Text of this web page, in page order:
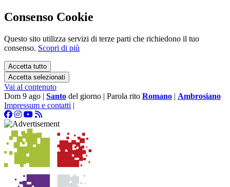
Consenso Cookie
Questo sito utilizza servizi di terze parti che richiedono il tuo
consenso. Scopri di più
Accetta tutto
Accetta selezionati
Vai al contenuto
Dom 9 ago | Santo del giorno | Parola rito Romano | Ambrosiano
Impressum e contatti |